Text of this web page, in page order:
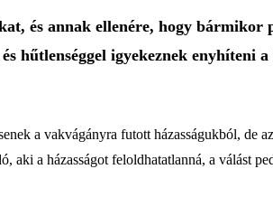
és annak ellenére, hogy
hűtlenséggel igyekeznek enyhíteni
a vakvágányra futott házasságukból, de
a házasságot feloldhatatlanná, a válást